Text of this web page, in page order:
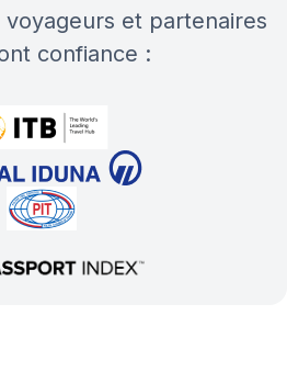
confiance :